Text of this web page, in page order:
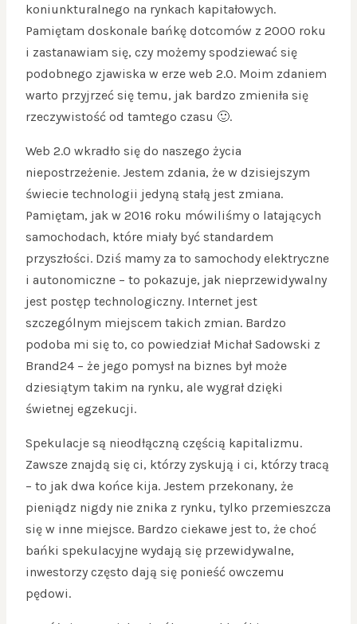
koniunkturalnego na rynkach kapitałowych.
Pamiętam doskonale bańkę dotcomów z 2000 roku
i zastanawiam się, czy możemy spodziewać się
podobnego zjawiska w erze web 2.0. Moim zdaniem
warto przyjrzeć się temu, jak bardzo zmieniła się
rzeczywistość od tamtego czasu 🙂.
Web 2.0 wkradło się do naszego życia
niepostrzeżenie. Jestem zdania, że w dzisiejszym
świecie technologii jedyną stałą jest zmiana.
Pamiętam, jak w 2016 roku mówiliśmy o latających
samochodach, które miały być standardem
przyszłości. Dziś mamy za to samochody elektryczne
i autonomiczne – to pokazuje, jak nieprzewidywalny
jest postęp technologiczny. Internet jest
szczególnym miejscem takich zmian. Bardzo
podoba mi się to, co powiedział Michał Sadowski z
Brand24 – że jego pomysł na biznes był może
dziesiątym takim na rynku, ale wygrał dzięki
świetnej egzekucji.
Spekulacje są nieodłączną częścią kapitalizmu.
Zawsze znajdą się ci, którzy zyskują i ci, którzy tracą
– to jak dwa końce kija. Jestem przekonany, że
pieniądz nigdy nie znika z rynku, tylko przemieszcza
się w inne miejsce. Bardzo ciekawe jest to, że choć
bańki spekulacyjne wydają się przewidywalne,
inwestorzy często dają się ponieść owczemu
pędowi.